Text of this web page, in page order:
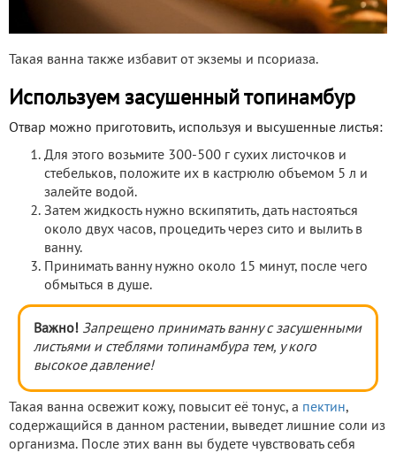
Такая ванна также избавит от экземы и псориаза.
Используем засушенный топинамбур
Отвар можно приготовить, используя и высушенные листья:
Для этого возьмите 300-500 г сухих листочков и
стебельков, положите их в кастрюлю объемом 5 л и
залейте водой.
Затем жидкость нужно вскипятить, дать настояться
около двух часов, процедить через сито и вылить в
ванну.
Принимать ванну нужно около 15 минут, после чего
обмыться в душе.
Важно! Запрещено принимать ванну с засушенными
листьями и стеблями топинамбура тем, у кого
высокое давление!
Такая ванна освежит кожу, повысит её тонус, а пектин,
содержащийся в данном растении, выведет лишние соли из
организма. После этих ванн вы будете чувствовать себя